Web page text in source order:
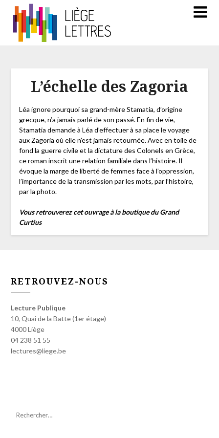
L’échelle des Zagoria
Léa ignore pourquoi sa grand-mère Stamatia, d’origine
grecque, n’a jamais parlé de son passé. En fin de vie,
Stamatia demande à Léa d’effectuer à sa place le voyage
aux Zagoria où elle n’est jamais retournée. Avec en toile de
fond la guerre civile et la dictature des Colonels en Grèce,
ce roman inscrit une relation familiale dans l’histoire. Il
évoque la marge de liberté de femmes face à l’oppression,
l’importance de la transmission par les mots, par l’histoire,
par la photo.
Vous retrouverez cet ouvrage à la boutique du Grand
Curtius
RETROUVEZ-NOUS
Lecture Publique
10, Quai de la Batte (1er étage)
4000 Liège
04 238 51 55
lectures@liege.be